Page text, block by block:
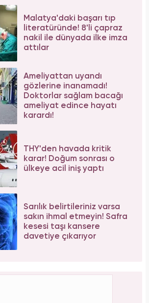
Malatya'daki başarı tıp
literatüründe! 8'li çapraz
nakil ile dünyada ilke imza
attılar
Ameliyattan uyandı
gözlerine inanamadı!
Doktorlar sağlam bacağı
ameliyat edince hayatı
karardı!
THY'den havada kritik
karar! Doğum sonrası o
ülkeye acil iniş yaptı
Sarılık belirtileriniz varsa
sakın ihmal etmeyin! Safra
kesesi taşı kansere
davetiye çıkarıyor